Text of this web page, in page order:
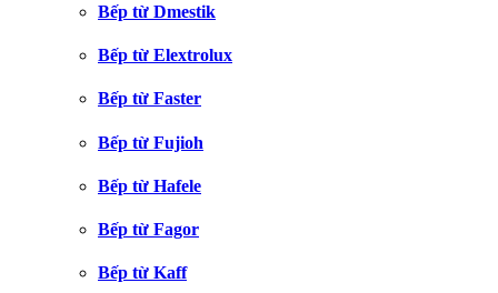
Bếp từ Dmestik
Bếp từ Elextrolux
Bếp từ Faster
Bếp từ Fujioh
Bếp từ Hafele
Bếp từ Fagor
Bếp từ Kaff